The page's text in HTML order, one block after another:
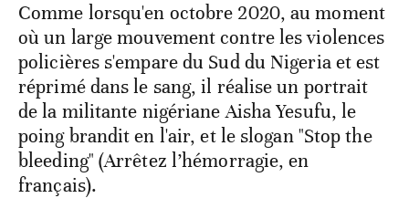
Comme lorsqu'en octobre 2020, au moment
où un large mouvement contre les violences
policières s'empare du Sud du Nigeria et est
réprimé dans le sang, il réalise un portrait
de la militante nigériane Aisha Yesufu, le
poing brandit en l'air, et le slogan "Stop the
bleeding" (Arrêtez l’hémorragie, en
français).